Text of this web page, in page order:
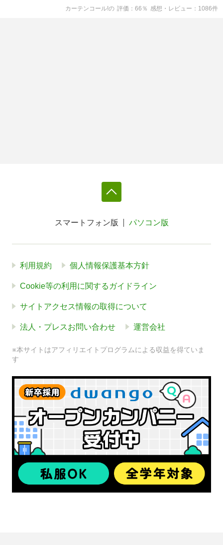
カーテンコール!の 評価 66 ％ 感想・レビュー 1086件
スマートフォン版 パソコン版
利用規約 個人情報保護基本方針
Cookie等の利用に関するガイドライン
サイトアクセス情報の取得について
法人・プレスお問い合わせ 運営会社
※本サイトはアフィリエイトプログラムによる収益を得ていま
す